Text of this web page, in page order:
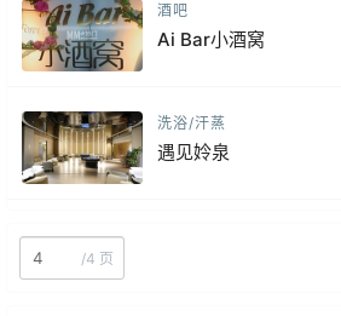
酒吧
Ai Bar小酒窝
洗浴/汗蒸
遇见姈泉
/4 页